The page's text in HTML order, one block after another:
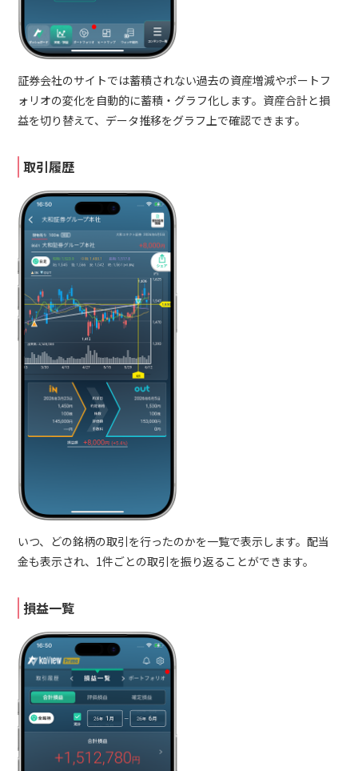
証券会社のサイトでは蓄積されない過去の資産増減やポートフ
ォリオの変化を自動的に蓄積・グラフ化します。資産合計と損
益を切り替えて、データ推移をグラフ上で確認できます。
取引履歴
いつ、どの銘柄の取引を行ったのかを一覧で表示します。配当
金も表示され、1件ごとの取引を振り返ることができます。
損益一覧